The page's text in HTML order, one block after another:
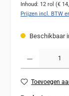
Inhoud: 12 rol (€
Prijzen incl. BTW
Beschikbaar
Toevoegen